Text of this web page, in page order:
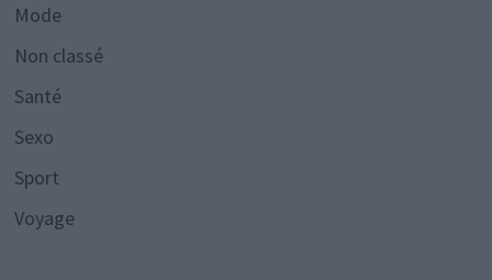
Mode
Non classé
Santé
Sexo
Sport
Voyage